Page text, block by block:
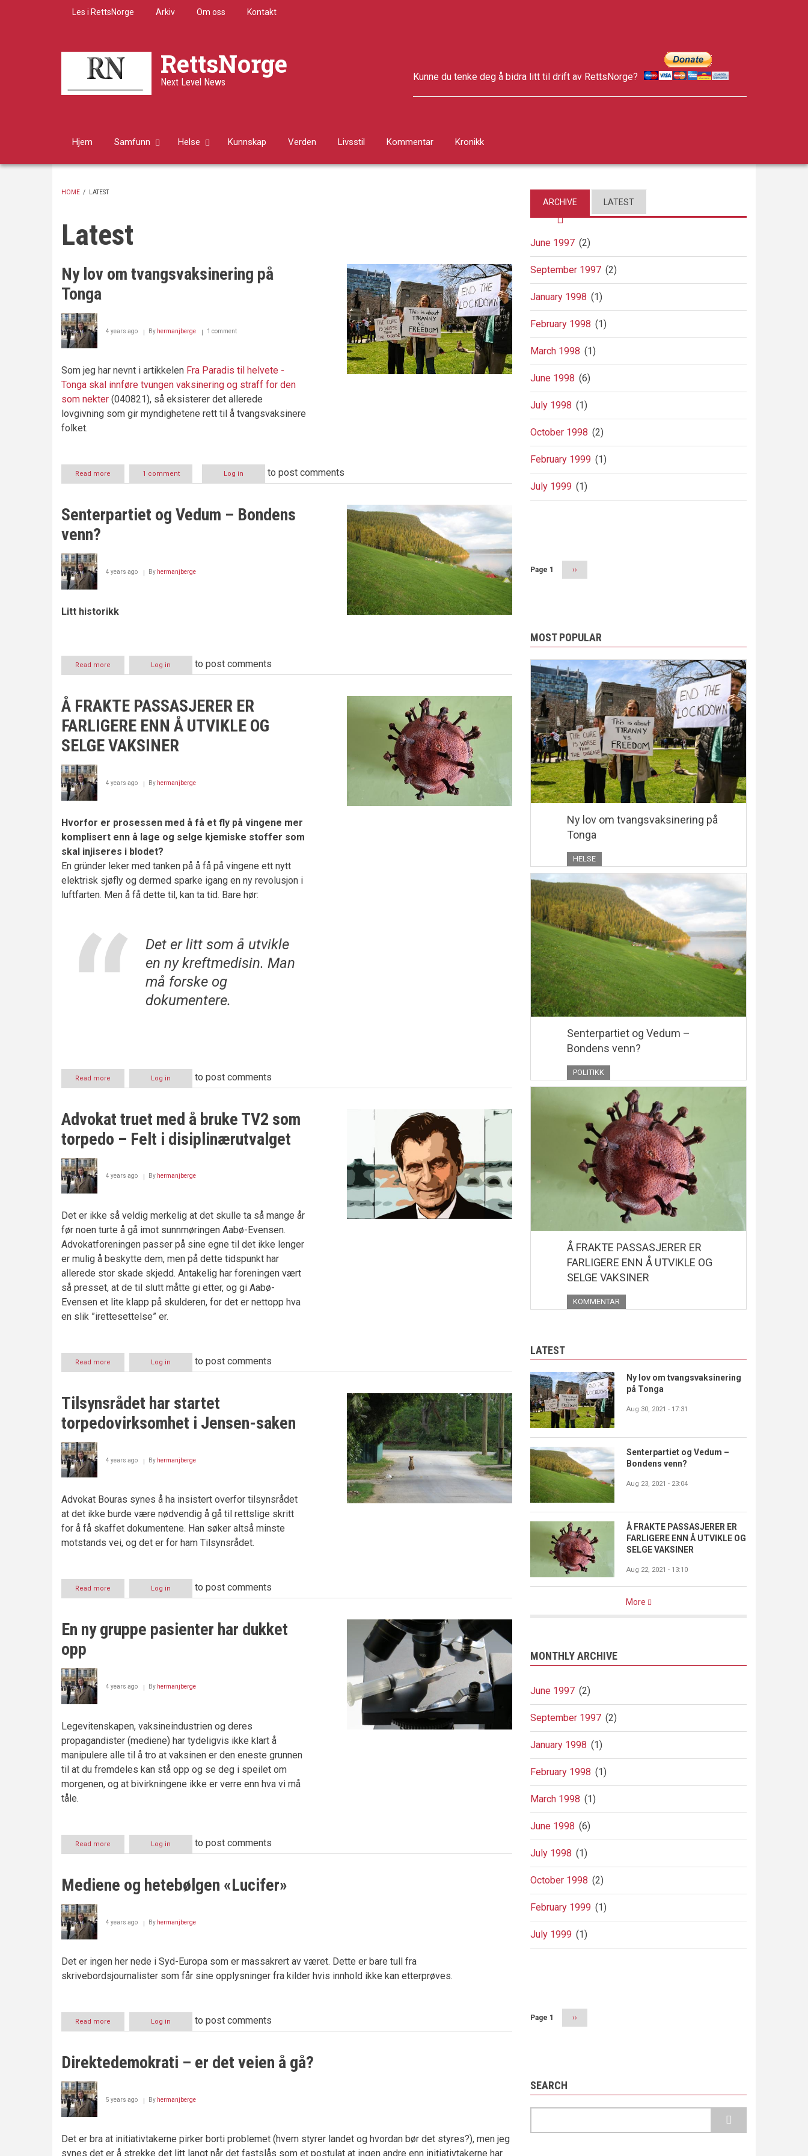
Les i RettsNorge Arkiv Om oss Kontakt
RettsNorge
Next Level News Kunne du tenke deg å bidra litt til drift av RettsNorge?
Hjem Samfunn Helse Kunnskap Verden Livsstil Kommentar Kronikk
HOME / LATEST
Latest
Ny lov om tvangsvaksinering på
Tonga
4 years ago By hermanjberge 1 comment
Som jeg har nevnt i artikkelen Fra Paradis til helvete -
Tonga skal innføre tvungen vaksinering og straff for den
som nekter (040821), så eksisterer det allerede
lovgivning som gir myndighetene rett til å tvangsvaksinere
folket.
Read more
Ny
tvangsvaksinering
1 comment Log in to post comments
Senterpartiet og Vedum – Bondens
venn?
4 years ago By hermanjberge
Litt historikk
Read more
Senterpartiet
venn?
Log in to post comments
Å FRAKTE PASSASJERER ER
FARLIGERE ENN Å UTVIKLE OG
SELGE VAKSINER
4 years ago By hermanjberge
Hvorfor er prosessen med å få et fly på vingene mer
komplisert enn å lage og selge kjemiske stoffer som
skal injiseres i blodet?
En gründer leker med tanken på å få på vingene ett nytt
elektrisk sjøfly og dermed sparke igang en ny revolusjon i
luftfarten. Men å få dette til, kan ta tid. Bare hør:
Det er litt som å utvikle
en ny kreftmedisin. Man
må forske og
dokumentere.
Read more
Å
ER
ENN
SELGE
Log in to post comments
Advokat truet med å bruke TV2 som
torpedo – Felt i disiplinærutvalget
4 years ago By hermanjberge
Det er ikke så veldig merkelig at det skulle ta så mange år
før noen turte å gå imot sunnmøringen Aabø-Evensen.
Advokatforeningen passer på sine egne til det ikke lenger
er mulig å beskytte dem, men på dette tidspunkt har
allerede stor skade skjedd. Antakelig har foreningen vært
så presset, at de til slutt måtte gi etter, og gi Aabø-
Evensen et lite klapp på skulderen, for det er nettopp hva
en slik ”irettesettelse” er.
Read more
Advokat
å
TV2
Felt
Log in to post comments
Tilsynsrådet har startet
torpedovirksomhet i Jensen-saken
4 years ago By hermanjberge
Advokat Bouras synes å ha insistert overfor tilsynsrådet
at det ikke burde være nødvendig å gå til rettslige skritt
for å få skaffet dokumentene. Han søker altså minste
motstands vei, og det er for ham Tilsynsrådet.
Read more
Tilsynsrådet
torpedovirksomhet
Log in to post comments
En ny gruppe pasienter har dukket
opp
4 years ago By hermanjberge
Legevitenskapen, vaksineindustrien og deres
propagandister (mediene) har tydeligvis ikke klart å
manipulere alle til å tro at vaksinen er den eneste grunnen
til at du fremdeles kan stå opp og se deg i speilet om
morgenen, og at bivirkningene ikke er verre enn hva vi må
tåle.
Read more
En
pasienter
Log in to post comments
Mediene og hetebølgen «Lucifer»
4 years ago By hermanjberge
Det er ingen her nede i Syd-Europa som er massakrert av været. Dette er bare tull fra
skrivebordsjournalister som får sine opplysninger fra kilder hvis innhold ikke kan etterprøves.
Read more
Mediene
«Lucifer»
Log in to post comments
Direktedemokrati – er det veien å gå?
5 years ago By hermanjberge
Det er bra at initiativtakerne pirker borti problemet (hvem styrer landet og hvordan bør det styres?), men jeg
synes det er å strekke det litt langt når det fastslås som et postulat at ingen andre enn initiativtakerne har
ARCHIVE LATEST
June 1997 (2)
September 1997 (2)
January 1998 (1)
February 1998 (1)
March 1998 (1)
June 1998 (6)
July 1998 (1)
October 1998 (2)
February 1999 (1)
July 1999 (1)
Page 1
Next
page
››
MOST POPULAR
Ny lov om tvangsvaksinering på
Tonga
HELSE
Senterpartiet og Vedum –
Bondens venn?
POLITIKK
Å FRAKTE PASSASJERER ER
FARLIGERE ENN Å UTVIKLE OG
SELGE VAKSINER
KOMMENTAR
LATEST
Ny lov om tvangsvaksinering
på Tonga
Aug 30, 2021 - 17:31
Senterpartiet og Vedum –
Bondens venn?
Aug 23, 2021 - 23:04
Å FRAKTE PASSASJERER ER
FARLIGERE ENN Å UTVIKLE OG
SELGE VAKSINER
Aug 22, 2021 - 13:10
More
MONTHLY ARCHIVE
June 1997 (2)
September 1997 (2)
January 1998 (1)
February 1998 (1)
March 1998 (1)
June 1998 (6)
July 1998 (1)
October 1998 (2)
February 1999 (1)
July 1999 (1)
Page 1
Next
page
››
SEARCH